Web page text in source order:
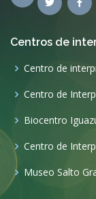
Centros de
Centro de
Centro de
Biocentro
Centro de
Museo Salto